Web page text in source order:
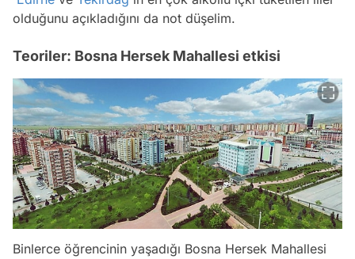
olduğunu açıkladığını da not düşelim.
Teoriler: Bosna Hersek Mahallesi etkisi
Binlerce öğrencinin yaşadığı Bosna Hersek Mahallesi